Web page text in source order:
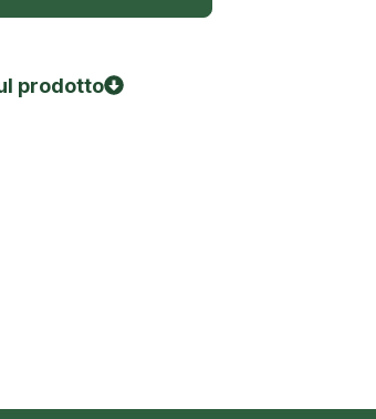
prodotto